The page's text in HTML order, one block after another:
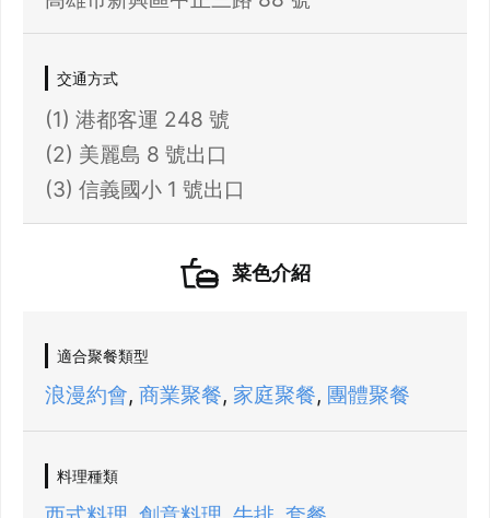
交通方式
(1) 港都客運 248 號
(2) 美麗島 8 號出口
(3) 信義國小 1 號出口
菜色介紹
適合聚餐類型
浪漫約會, 商業聚餐, 家庭聚餐, 團體聚餐
料理種類